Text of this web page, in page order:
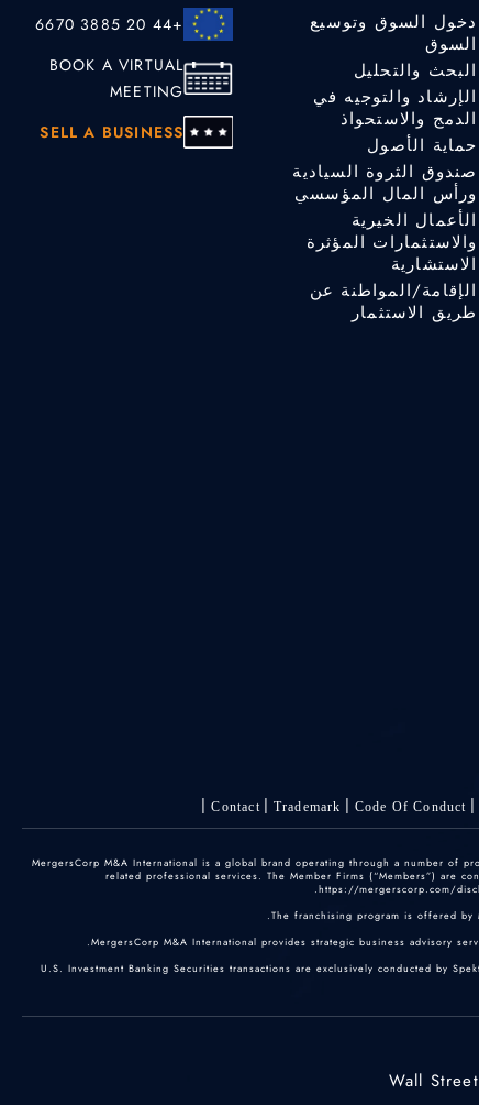
دخول السوق وتوسيع
السوق
البحث والتحليل
الإرشاد والتوجيه في
الدمج والاستحواذ
حماية الأصول
صندوق الثروة السيادية
ورأس المال المؤسسي
الأعمال الخيرية
والاستثمارات المؤثرة
الاستشارية
الإقامة/المواطنة عن
طريق الاستثمار
+44 20 3885 6670
BOOK A VIRTUAL
MEETING
SELL A BUSINESS
Code Of Conduct
Trademark
Contact
© 2025 MergersCorp M&A International is a global brand operating through a
related professional services. The Member Firms (“Members”) are
https://mergerscorp.com/
The franchising program is offered by
MergersCorp M&A International provides strategic business advisory
U.S. Investment Banking Securities transactions are exclusively conducted by